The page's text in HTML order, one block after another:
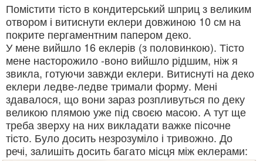
Помістити тісто в кондитерський шприц з великим
отвором і витиснути еклери довжиною 10 см на
покрите пергаментним папером деко.
У мене вийшло 16 еклерів (з половинкою). Тісто
мене насторожило -воно вийшло рідшим, ніж я
звикла, готуючи завжди еклери. Витиснуті на деко
еклери ледве-ледве тримали форму. Мені
здавалося, що вони зараз розпливуться по деку
великою плямою уже під своєю масою. А тут ще
треба зверху на них викладати важке пісочне
тісто. Було досить незрозуміло і тривожно. До
речі, залишіть досить багато місця між еклерами: